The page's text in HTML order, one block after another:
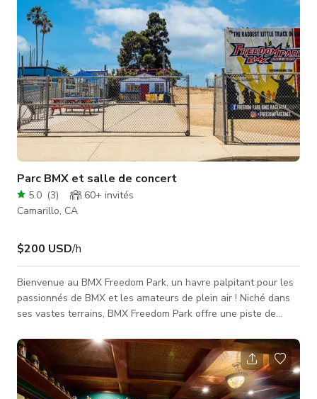
éclaira
Parc BMX et salle de concert
5.0 (3) 60+ invités
Camarillo, CA
$200 USD/h
Bienvenue au BMX Freedom Park, un havre palpitant pour les
passionnés de BMX et les amateurs de plein air ! Niché dans
ses vastes terrains, BMX Freedom Park offre une piste de
départ professionnelle et un club-house accueillant pour les
pilotes. Mais ce n'est pas tout – cette destination polyvalente
dispose également d'une terrasse publique, parfaite pour des
pique-niques détendus et des concerts intimistes. Avec de